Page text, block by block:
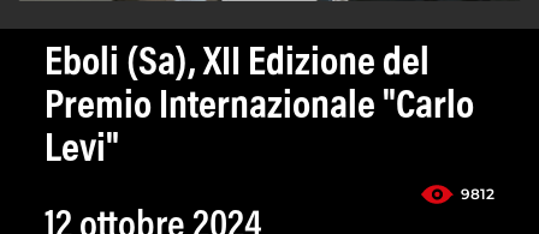
Eboli (Sa), XII Edizione del
Premio Internazionale "Carlo
Levi"
9812